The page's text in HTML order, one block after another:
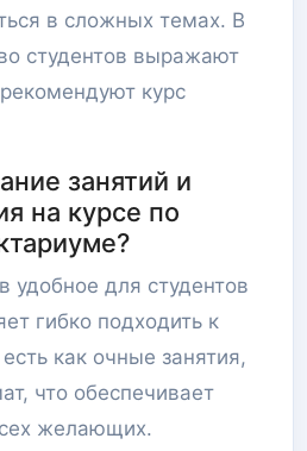
в сложных темах. В
студентов выражают
курс
занятий и
на курсе по
удобное для студентов
гибко подходить к
как очные занятия,
что обеспечивает
желающих.